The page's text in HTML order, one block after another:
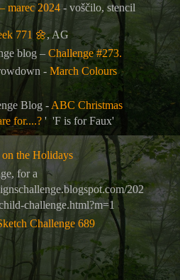
marec 2024- voščilo, stencil
771 🌼, AG
blog – Challenge #273.
- March Colours
Blog -ABC Christmas
for....?' 'F is for Faux'
the Holidays
for a
202
challenge.html?m=1
Challenge 689